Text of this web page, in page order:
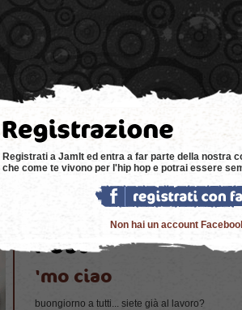
home news negozi eventi
'mo ciao
buongiorno a tutti... siete già al lavoro?
Registrati a JamIt ed entra a far parte della nostra
che come te vivono per l'hip hop e potrai essere
Non hai un account